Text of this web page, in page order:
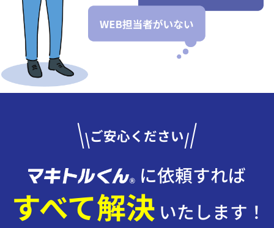
ご安心ください
に依頼すれば
すべて解決 いたします！